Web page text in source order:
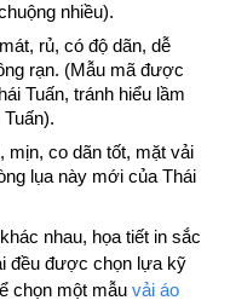
nhiều).
rủ, có độ dãn, dễ
rạn. (Mẫu mã được
Tuấn, tránh hiểu lầm
mịn, co dãn tốt, mặt vải
lụa này mới của Thái
nhau, họa tiết in sắc
đều được chọn lựa kỹ
chọn một mẫu vải áo